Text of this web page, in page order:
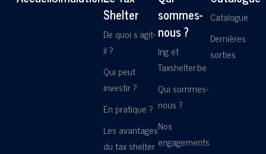
Shelter
De quoi s'agit-
il ?
Qui peut
investir ?
En pratique ?
Les avantages
du tax shelter
sommes-
nous ?
Ing et
Taxshelter.be
Qui sommes-
nous ?
Nos
engagements
Catalogue
Dernières
sorties